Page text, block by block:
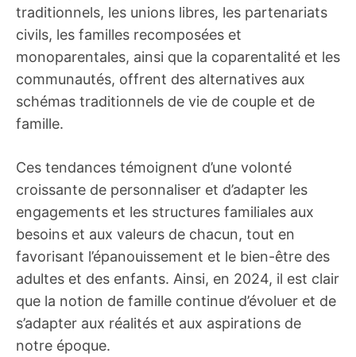
traditionnels, les unions libres, les partenariats
civils, les familles recomposées et
monoparentales, ainsi que la coparentalité et les
communautés, offrent des alternatives aux
schémas traditionnels de vie de couple et de
famille.
Ces tendances témoignent d’une volonté
croissante de personnaliser et d’adapter les
engagements et les structures familiales aux
besoins et aux valeurs de chacun, tout en
favorisant l’épanouissement et le bien-être des
adultes et des enfants. Ainsi, en 2024, il est clair
que la notion de famille continue d’évoluer et de
s’adapter aux réalités et aux aspirations de
notre époque.